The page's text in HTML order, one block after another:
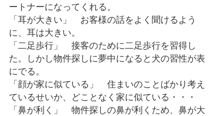
ートナーになってくれる。
「耳が大きい」 お客様の話をよく聞けるよう
に、耳は大きい。
「二足歩行」 接客のために二足歩行を習得し
た。しかし物件探しに夢中になると犬の習性が表
にでる。
「顔が家に似ている」 住まいのことばかり考え
ているせいか、どことなく家に似ている・・・
「鼻が利く」 物件探しの鼻が利くため、鼻が大